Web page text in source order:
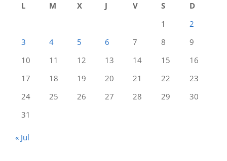
L
M X J V S
D
1
2
3
4 5 6 7 8
9
10
11 12 13 14 15
16
17
18 19 20 21 22
23
24
25 26 27 28 29
30
31
« Jul